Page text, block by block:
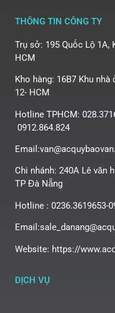
THÔNG TIN CÔNG TY
Trụ sở: 195 Quốc Lộ 1A,
HCM
Kho hàng: 16B7 Khu
12- HCM
Hotline TPHCM:
0912.864.824
Chi nhánh: 240A Lê văn
TP Đà Nẵng
Hotline : 0236.3619653-
Website: https://
DỊCH VỤ